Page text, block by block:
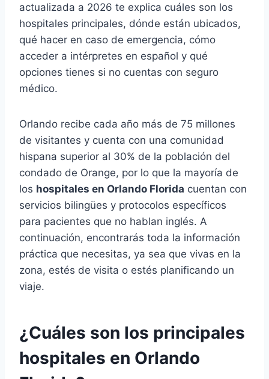
actualizada a 2026 te explica cuáles son los
hospitales principales, dónde están ubicados,
qué hacer en caso de emergencia, cómo
acceder a intérpretes en español y qué
opciones tienes si no cuentas con seguro
médico.
Orlando recibe cada año más de 75 millones
de visitantes y cuenta con una comunidad
hispana superior al 30% de la población del
condado de Orange, por lo que la mayoría de
los hospitales en Orlando Florida cuentan con
servicios bilingües y protocolos específicos
para pacientes que no hablan inglés. A
continuación, encontrarás toda la información
práctica que necesitas, ya sea que vivas en la
zona, estés de visita o estés planificando un
viaje.
¿Cuáles son los principales
hospitales en Orlando